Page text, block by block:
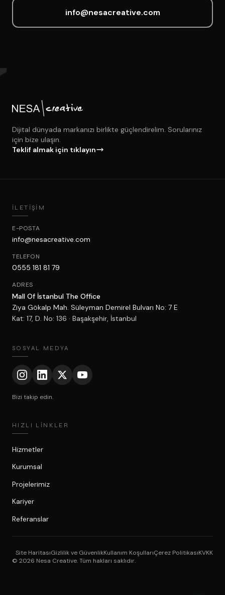
info@nesacreative.com
Dijital dünyada markanızı birlikte güçlendirelim. Sorularınız
için bize ulaşın.
Teklif almak için tıklayın
İLETIŞIM
E-POSTA
info@nesacreative.com
TELEFON
0555 181 81 79
ADRES
Mall Of İstanbul The Office
Ziya Gökalp Mah. Süleyman Demirel Bulvarı No: 7 E
Kat: 17, D. No: 136 · Başakşehir, İstanbul
SOSYAL MEDYA
Bizi takip edin.
HIZLI LINKLER
Hizmetler
Kurumsal
Projelerimiz
Kariyer
Referanslar
© 2026 Nesa Creative. Tüm hakları saklıdır.
Site HaritasıGizlilik ve GüvenlikKullanım KoşullarıÇerez PolitikasıKVKK